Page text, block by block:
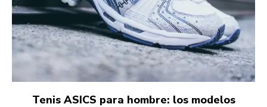
Tenis ASICS para hombre: los modelos